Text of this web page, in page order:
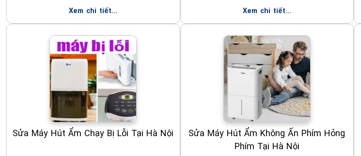
Xem chi tiết... Xem chi tiết...
Sửa Máy Hút Ẩm Chạy Bị Lỗi Tại Hà Nội
Sửa Máy Hút Ẩm Không Ấn Phím Hỏng
Phím Tại Hà Nội